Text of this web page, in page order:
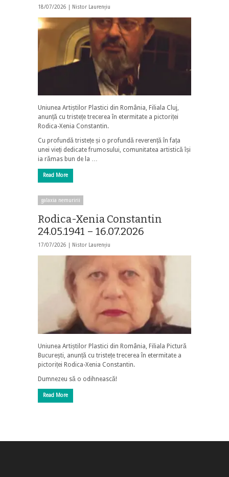
18/07/2026 | Nistor Laurențiu
Uniunea Artiștilor Plastici din România, Filiala Cluj,
anunță cu tristețe trecerea în etermitate a pictoriței
Rodica-Xenia Constantin.
Cu profundă tristețe și o profundă reverență în fața
unei vieți dedicate frumosului, comunitatea artistică își
ia rămas bun de la …
Read More
galaxia nemuririi
Rodica-Xenia Constantin
24.05.1941 – 16.07.2026
17/07/2026 | Nistor Laurențiu
Uniunea Artiștilor Plastici din România, Filiala Pictură
București, anunță cu tristețe trecerea în etermitate a
pictoriței Rodica-Xenia Constantin.
Dumnezeu să o odihnească!
Read More